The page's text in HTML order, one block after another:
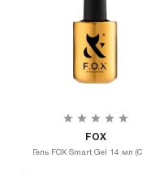
FOX
Гель FOX Smart Gel 14 мл